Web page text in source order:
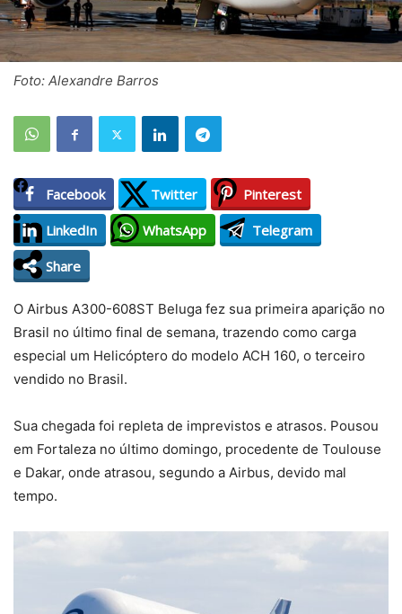
Foto: Alexandre Barros
Facebook Twitter
Pinterest
LinkedIn
WhatsApp
Telegram
Share
O Airbus A300-608ST Beluga fez sua primeira aparição no
Brasil no último final de semana, trazendo como carga
especial um Helicóptero do modelo ACH 160, o terceiro
vendido no Brasil.
Sua chegada foi repleta de imprevistos e atrasos. Pousou
em Fortaleza no último domingo, procedente de Toulouse
e Dakar, onde atrasou, segundo a Airbus, devido mal
tempo.